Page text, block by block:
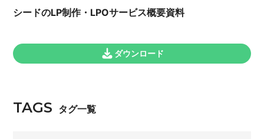
シードのLP制作・LPOサービス概要資料
ダウンロード
TAGS タグ一覧